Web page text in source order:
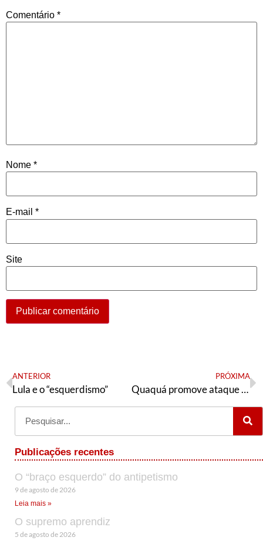
Comentário *
Nome *
E-mail *
Site
ANTERIOR
Lula e o “esquerdismo”
PRÓXIMA
Quaquá promove ataque desqualificado à Benedita e mais um pedido de comissão de ética é encaminhado
Publicações recentes
O “braço esquerdo” do antipetismo
9 de agosto de 2026
Leia mais »
O supremo aprendiz
5 de agosto de 2026